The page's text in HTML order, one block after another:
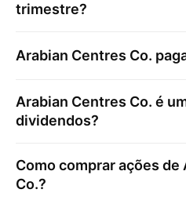
trimestre?
Arabian Centres Co.
Arabian Centres Co. é
dividendos?
Como comprar ações de
Co.?